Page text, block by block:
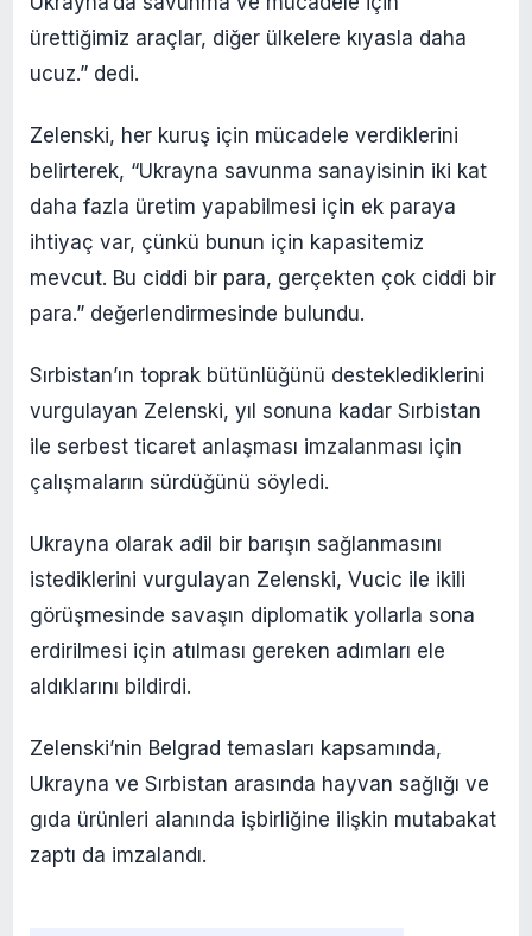
ürettiğimiz araçlar, diğer ülkelere kıyasla daha
ucuz.” dedi.
Zelenski, her kuruş için mücadele verdiklerini
belirterek, “Ukrayna savunma sanayisinin iki kat
daha fazla üretim yapabilmesi için ek paraya
ihtiyaç var, çünkü bunun için kapasitemiz
mevcut. Bu ciddi bir para, gerçekten çok ciddi bir
para.” değerlendirmesinde bulundu.
Sırbistan’ın toprak bütünlüğünü desteklediklerini
vurgulayan Zelenski, yıl sonuna kadar Sırbistan
ile serbest ticaret anlaşması imzalanması için
çalışmaların sürdüğünü söyledi.
Ukrayna olarak adil bir barışın sağlanmasını
istediklerini vurgulayan Zelenski, Vucic ile ikili
görüşmesinde savaşın diplomatik yollarla sona
erdirilmesi için atılması gereken adımları ele
aldıklarını bildirdi.
Zelenski’nin Belgrad temasları kapsamında,
Ukrayna ve Sırbistan arasında hayvan sağlığı ve
gıda ürünleri alanında işbirliğine ilişkin mutabakat
zaptı da imzalandı.